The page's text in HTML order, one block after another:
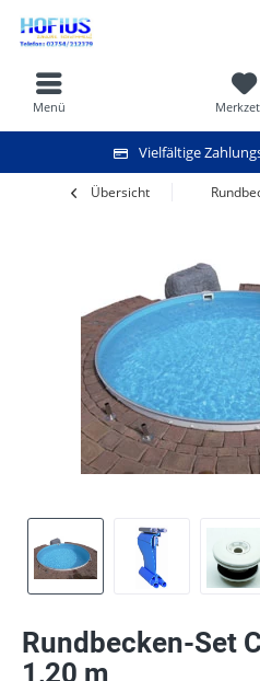
Vielfältige
Menü
Übersicht
Rundbecken-Set
1,20 m